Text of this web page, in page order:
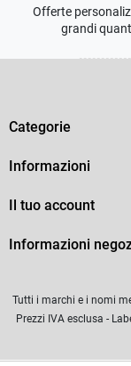
Offerte
grandi
Categorie
Informazioni
Il tuo account
Informazioni
Tutti i marchi e i nomi
Prezzi IVA esclusa -